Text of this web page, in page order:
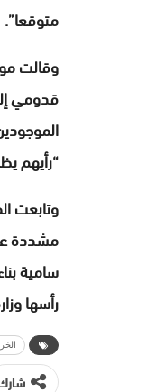
متوقعا”.
وقالت
قدومي
“رأيهم
وتابعت
مشددة
سامية
رأسها